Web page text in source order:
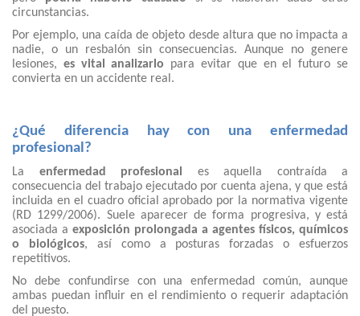
circunstancias.
Por ejemplo, una caída de objeto desde altura que no impacta a
nadie, o un resbalón sin consecuencias. Aunque no genere
lesiones, es vital analizarlo para evitar que en el futuro se
convierta en un accidente real.
¿Qué diferencia hay con una enfermedad
profesional?
La enfermedad profesional es aquella contraída a
consecuencia del trabajo ejecutado por cuenta ajena, y que está
incluida en el cuadro oficial aprobado por la normativa vigente
(RD 1299/2006). Suele aparecer de forma progresiva, y está
asociada a exposición prolongada a agentes físicos, químicos
o biológicos, así como a posturas forzadas o esfuerzos
repetitivos.
No debe confundirse con una enfermedad común, aunque
ambas puedan influir en el rendimiento o requerir adaptación
del puesto.